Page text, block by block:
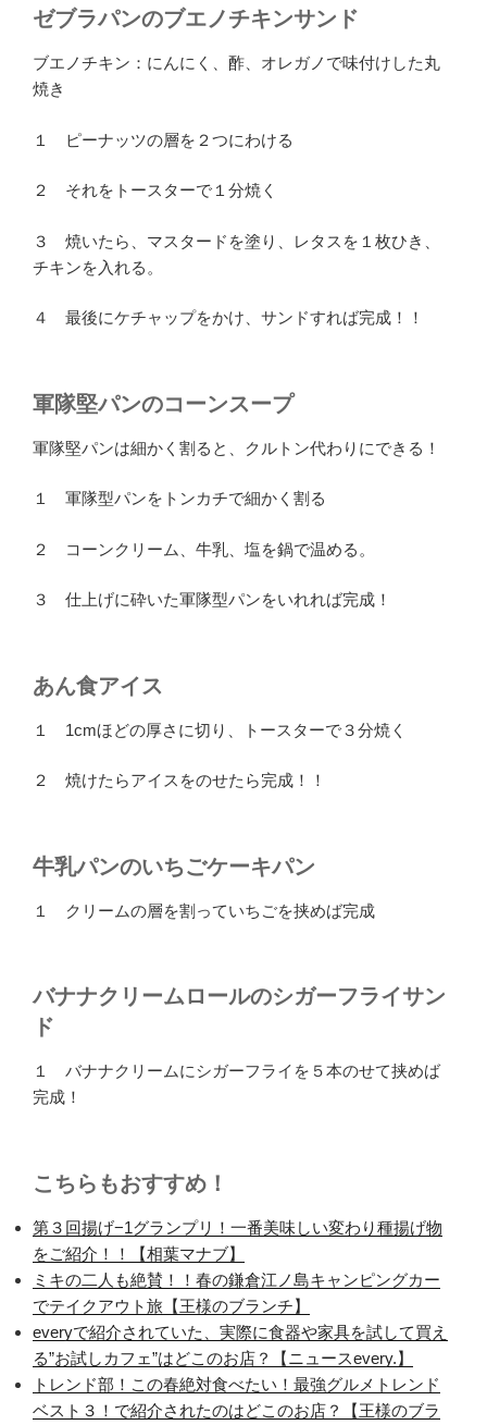
ゼブラパンのブエノチキンサンド
ブエノチキン：にんにく、酢、オレガノで味付けした丸
焼き
１ ピーナッツの層を２つにわける
２ それをトースターで１分焼く
３ 焼いたら、マスタードを塗り、レタスを１枚ひき、
チキンを入れる。
４ 最後にケチャップをかけ、サンドすれば完成！！
軍隊堅パンのコーンスープ
軍隊堅パンは細かく割ると、クルトン代わりにできる！
１ 軍隊型パンをトンカチで細かく割る
２ コーンクリーム、牛乳、塩を鍋で温める。
３ 仕上げに砕いた軍隊型パンをいれれば完成！
あん食アイス
１ 1cmほどの厚さに切り、トースターで３分焼く
２ 焼けたらアイスをのせたら完成！！
牛乳パンのいちごケーキパン
１ クリームの層を割っていちごを挟めば完成
バナナクリームロールのシガーフライサン
ド
１ バナナクリームにシガーフライを５本のせて挟めば
完成！
こちらもおすすめ！
第３回揚げ−1グランプリ！一番美味しい変わり種揚げ物
をご紹介！！【相葉マナブ】
ミキの二人も絶賛！！春の鎌倉江ノ島キャンピングカー
でテイクアウト旅【王様のブランチ】
everyで紹介されていた、実際に食器や家具を試して買え
る”お試しカフェ”はどこのお店？【ニュースevery.】
トレンド部！この春絶対食べたい！最強グルメトレンド
ベスト３！で紹介されたのはどこのお店？【王様のブラ